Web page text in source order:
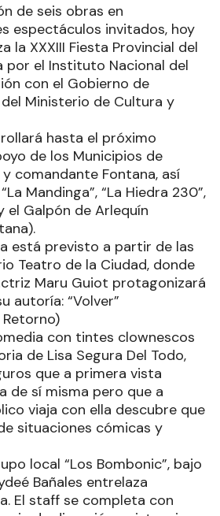
de seis obras en
espectáculos invitados, hoy
la XXXIII Fiesta Provincial del
por el Instituto Nacional del
con el Gobierno de
Ministerio de Cultura y
hasta el próximo
de los Municipios de
comandante Fontana, así
Mandinga”, “La Hiedra 230”,
el Galpón de Arlequín
está previsto a partir de las
Teatro de la Ciudad, donde
Maru Guiot protagonizará
autoría: “Volver”
con tintes clownescos
de Lisa Segura Del Todo,
que a primera vista
de sí misma pero que a
viaja con ella descubre que
situaciones cómicas y
local “Los Bombonic”, bajo
Bañales entrelaza
El staff se completa con